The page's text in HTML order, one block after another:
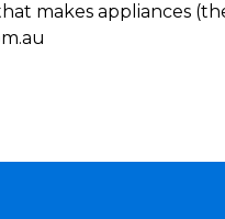
makes appliances